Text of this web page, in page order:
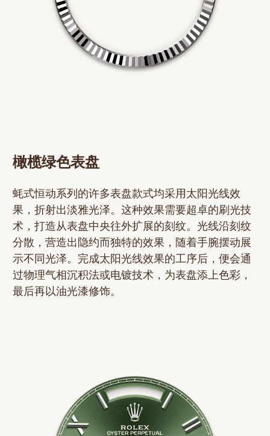
橄榄绿色表盘
蚝式恒动系列的许多表盘款式均采用太阳光线效
果，折射出淡雅光泽。这种效果需要超卓的刷光技
术，打造从表盘中央往外扩展的刻纹。光线沿刻纹
分散，营造出隐约而独特的效果，随着手腕摆动展
示不同光泽。完成太阳光线效果的工序后，便会通
过物理气相沉积法或电镀技术，为表盘添上色彩，
最后再以油光漆修饰。